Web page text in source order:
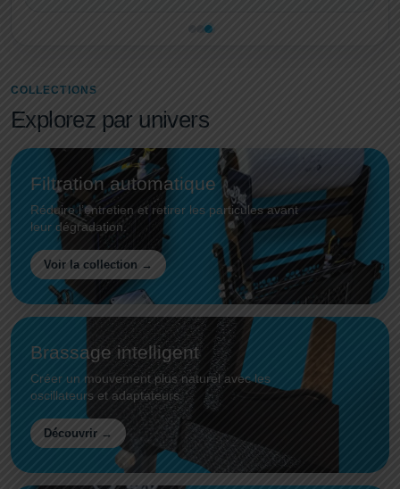
COLLECTIONS
Explorez par univers
Filtration automatique
Réduire l’entretien et retirer les particules avant
leur dégradation.
Voir la collection →
Brassage intelligent
Créer un mouvement plus naturel avec les
oscillateurs et adaptateurs.
Découvrir →